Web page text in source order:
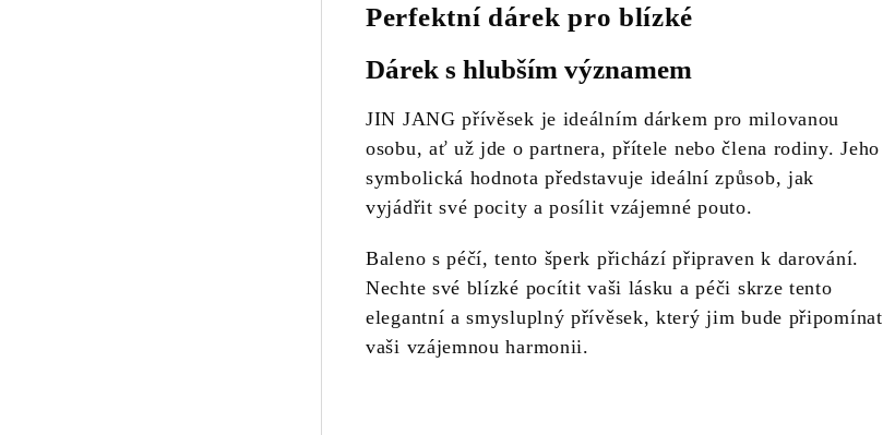
Perfektní dárek pro blízké
Dárek s hlubším významem
JIN JANG přívěsek je ideálním dárkem pro milovanou
osobu, ať už jde o partnera, přítele nebo člena rodiny. Jeho
symbolická hodnota představuje ideální způsob, jak
vyjádřit své pocity a posílit vzájemné pouto.
Baleno s péčí, tento šperk přichází připraven k darování.
Nechte své blízké pocítit vaši lásku a péči skrze tento
elegantní a smysluplný přívěsek, který jim bude připomínat
vaši vzájemnou harmonii.